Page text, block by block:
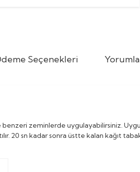
Seçenekleri
benzeri zeminlerde uygulayabilirsiniz.
20 sn kadar sonra üstte kalan kağıt